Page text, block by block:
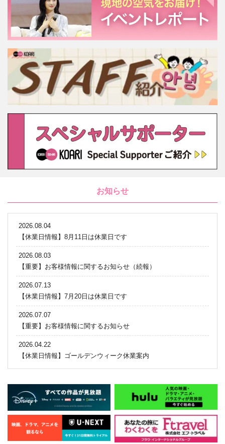
お知らせ
2026.08.04
【休業日情報】8月11日は休業日です
2026.08.03
【重要】お客様情報に関するお知らせ（続報）
2026.07.13
【休業日情報】7月20日は休業日です
2026.07.07
【重要】お客様情報に関するお知らせ
2026.04.22
【休業日情報】ゴールデンウィーク休業案内